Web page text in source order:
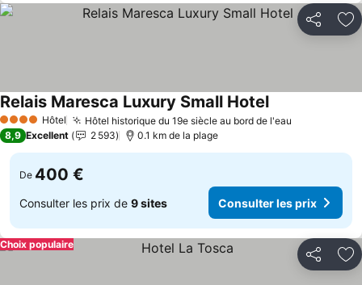
Partager
4 Étoiles Hôtel Hôtel historique du 19e siècle au bord de l'eau
Relais Maresca Luxury Small Hotel
8,9 Excellent 2 593 0.1 km de la plage
De 400 €
Consulter les prix de 9 sites Consulter les prix
Partager
Choix populaire